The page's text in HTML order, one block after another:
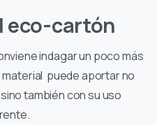
eco-cartón
indagar un poco más
puede aportar no
también con su uso